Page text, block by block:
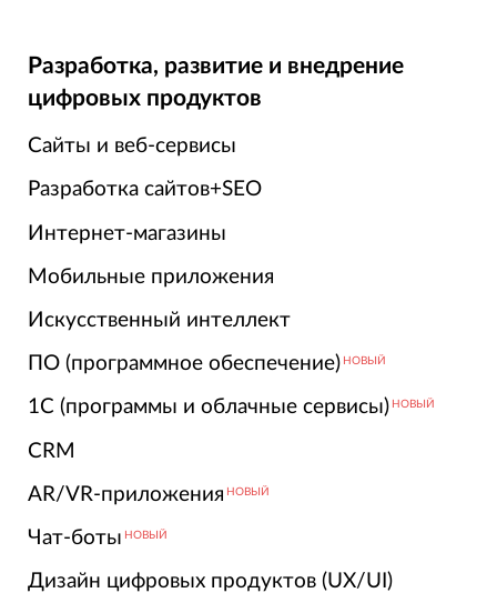
Разработка, развитие и внедрение
цифровых продуктов
Сайты и веб-сервисы
Разработка сайтов+SEO
Интернет-магазины
Мобильные приложения
Искусственный интеллект
ПО (программное обеспечение) НОВЫЙ
1С (программы и облачные сервисы) НОВЫЙ
CRM
AR/VR-приложения НОВЫЙ
Чат-боты НОВЫЙ
Дизайн цифровых продуктов (UX/UI)